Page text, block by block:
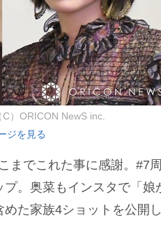
）ORICON NewS inc.
ジを見る
でこれた事に感謝。#7
。奥菜もインスタで「娘
た家族4ショットを公開し